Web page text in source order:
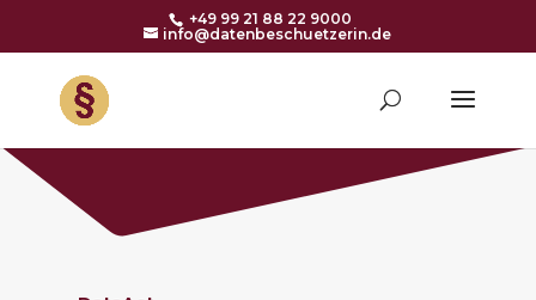
+49 99 21 88 22 9000
info@datenbeschuetzerin.de